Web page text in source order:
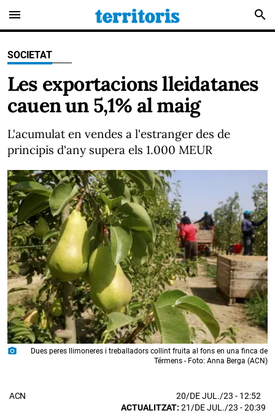
menu search
SOCIETAT
Les exportacions lleidatanes
cauen un 5,1% al maig
L'acumulat en vendes a l'estranger des de
principis d'any supera els 1.000 MEUR
photo_camera
Dues peres llimoneres i treballadors collint fruita al fons en una finca de
Térmens - Foto: Anna Berga (ACN)
ACN 20/DE JUL./23 - 12:52
ACTUALITZAT: 21/DE JUL./23 - 20:39